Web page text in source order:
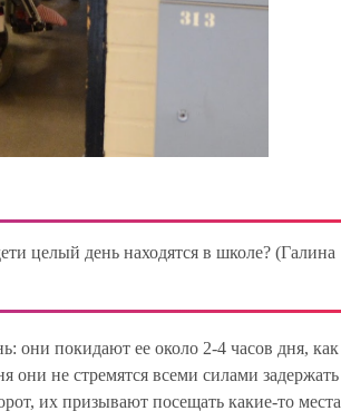
целый день находятся в школе? (Галина
они покидают ее около 2-4 часов дня, как
они не стремятся всеми силами задержать
их призывают посещать какие-то